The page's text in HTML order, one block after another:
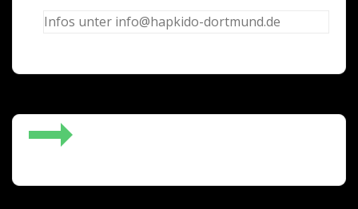
Infos unter info@hapkido-dortmund.de